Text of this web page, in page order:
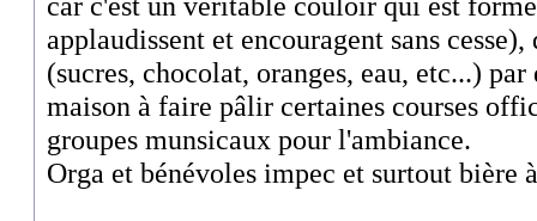
applaudissent et encouragent sans
(sucres, chocolat, oranges, eau, etc...)
maison à faire pâlir certaines courses
groupes munsicaux pour l'ambiance.
Orga et bénévoles impec et surtout